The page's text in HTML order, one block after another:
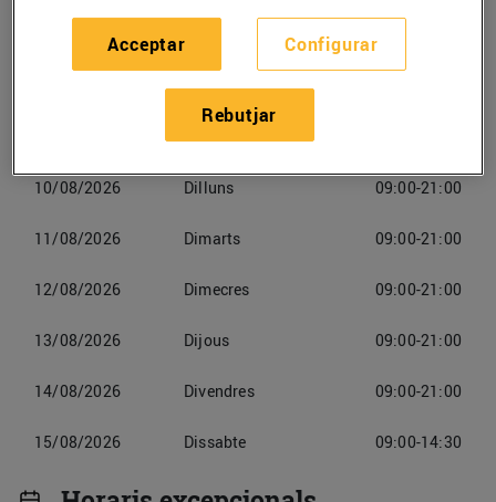
Horaris Bonpreu Figueres
Dissabte
Diumenge
10/08/2026 Dilluns 09:00-21:00
11/08/2026 Dimarts 09:00-21:00
12/08/2026 Dimecres 09:00-21:00
13/08/2026 Dijous 09:00-21:00
14/08/2026 Divendres 09:00-21:00
15/08/2026 Dissabte 09:00-14:30
Configurar
Rebutjar
Acceptar